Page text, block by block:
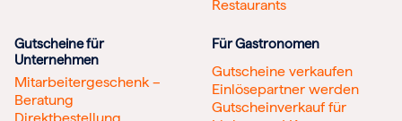
Restaurants
Gutscheine für
Unternehmen
Mitarbeitergeschenk –
Beratung
Für Gastronomen
Gutscheine verkaufen
Einlösepartner werden
Gutscheinverkauf für